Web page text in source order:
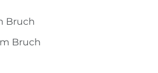
Bruch
Bruch